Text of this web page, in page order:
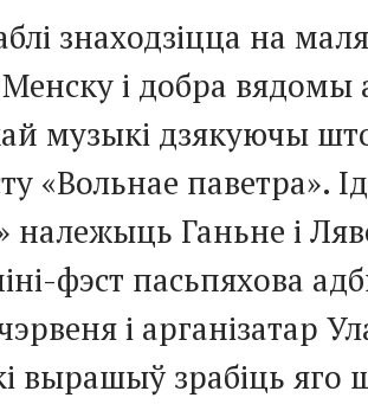
знаходзіцца на
і добра вядомы
музыкі дзякуючы
«Вольнае паветра».
належыць Ганьне і
фэст пасьпяхова
і арганізатар
вырашыў зрабіць